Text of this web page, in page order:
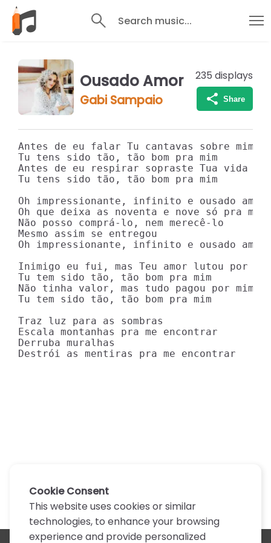
Search music...
Ousado Amor
Gabi Sampaio
235 displays
Share
Antes de eu falar Tu cantavas sobre mim
Tu tens sido tão, tão bom pra mim
Antes de eu respirar sopraste Tua vida em
Tu tens sido tão, tão bom pra mim
Oh impressionante, infinito e ousado amor
Oh que deixa as noventa e nove só pra me
Não posso comprá-lo, nem merecê-lo
Mesmo assim se entregou
Oh impressionante, infinito e ousado amor
Inimigo eu fui, mas Teu amor lutou por
Tu tem sido tão, tão bom pra mim
Não tinha valor, mas tudo pagou por mim
Tu tem sido tão, tão bom pra mim
Traz luz para as sombras
Escala montanhas pra me encontrar
Derruba muralhas
Destrói as mentiras pra me encontrar
Cookie Consent
This website uses cookies or similar
technologies, to enhance your browsing
experience and provide personalized